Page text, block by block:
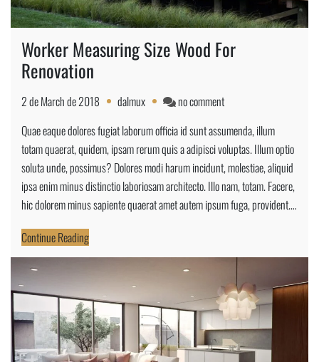
Worker Measuring Size Wood For
Renovation
2 de March de 2018 dalmux no commenton
Measuring
Size
Wood
For
Renovation
Quae eaque dolores fugiat laborum officia id sunt assumenda, illum
totam quaerat, quidem, ipsam rerum quis a adipisci voluptas. Illum optio
soluta unde, possimus? Dolores modi harum incidunt, molestiae, aliquid
ipsa enim minus distinctio laboriosam architecto. Illo nam, totam. Facere,
hic dolorem minus sapiente quaerat amet autem ipsum fuga, provident.…
Continue Reading